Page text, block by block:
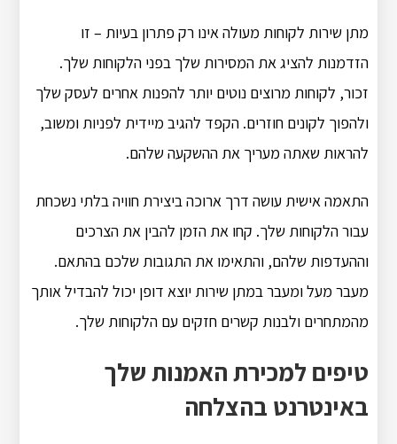
מתן שירות לקוחות מעולה אינו רק פתרון בעיות – זו
הזדמנות להציג את המסירות שלך בפני הלקוחות שלך.
זכור, לקוחות מרוצים נוטים יותר להפנות אחרים לעסק שלך
ולהפוך לקונים חוזרים. הקפד להגיב מיידית לפניות ומשוב,
להראות שאתה מעריך את ההשקעה שלהם.
התאמה אישית עושה דרך ארוכה ביצירת חוויה בלתי נשכחת
עבור הלקוחות שלך. קחו את הזמן להבין את הצרכים
וההעדפות שלהם, והתאימו את התגובות שלכם בהתאם.
מעבר מעל ומעבר במתן שירות יוצא דופן יכול להבדיל אותך
מהמתחרים ולבנות קשרים חזקים עם הלקוחות שלך.
טיפים למכירת האמנות שלך
באינטרנט בהצלחה